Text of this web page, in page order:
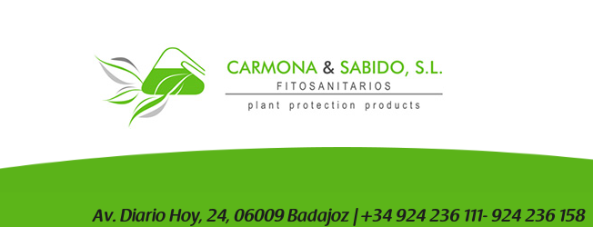
Av. Diario Hoy, 24, 06009 Badajoz | +34 924 236 111- 924 236 158